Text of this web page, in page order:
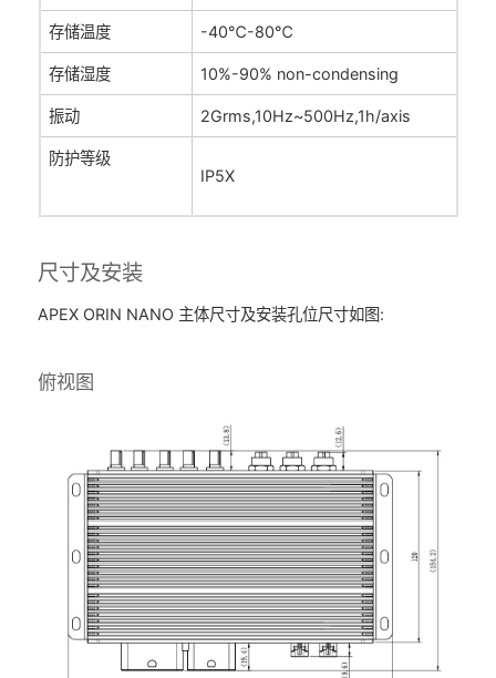
存储温度 -40℃-80℃
存储湿度 10%-90% non-condensing
振动 2Grms,10Hz~500Hz,1h/axis
防护等级
IP5X
尺寸及安装
APEX ORIN NANO 主体尺寸及安装孔位尺寸如图:
俯视图